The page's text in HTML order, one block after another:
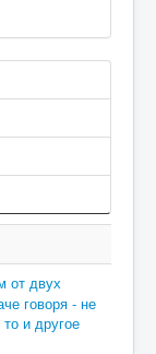
от двух
говоря - не
и другое